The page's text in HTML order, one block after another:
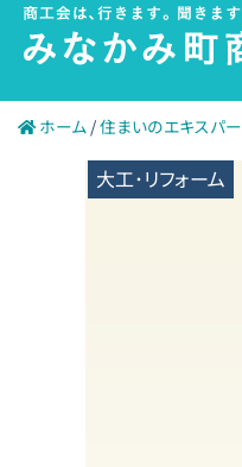
ホーム /住まいのエキスパ
大工･リフォーム